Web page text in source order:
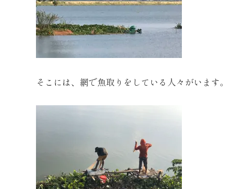
そこには、網で魚取りをしている人々がいます。